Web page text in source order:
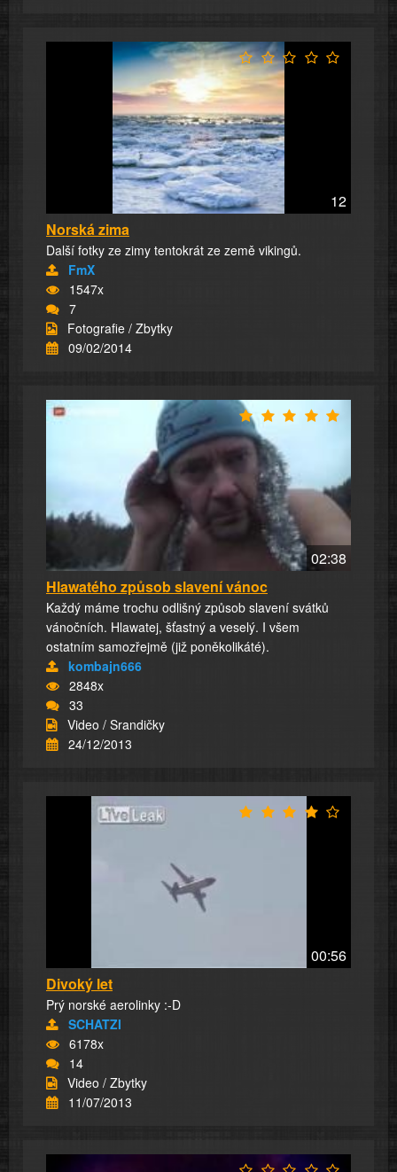
12
Norská zima
Další fotky ze zimy tentokrát ze země vikingů.
FmX
1547x
7
Fotografie / Zbytky
09/02/2014
02:38
Hlawatého způsob slavení vánoc
Každý máme trochu odlišný způsob slavení svátků
vánočních. Hlawatej, šťastný a veselý. I všem
ostatním samozřejmě (již poněkolikáté).
kombajn666
2848x
33
Video / Srandičky
24/12/2013
00:56
Divoký let
Prý norské aerolinky :-D
SCHATZI
6178x
14
Video / Zbytky
11/07/2013